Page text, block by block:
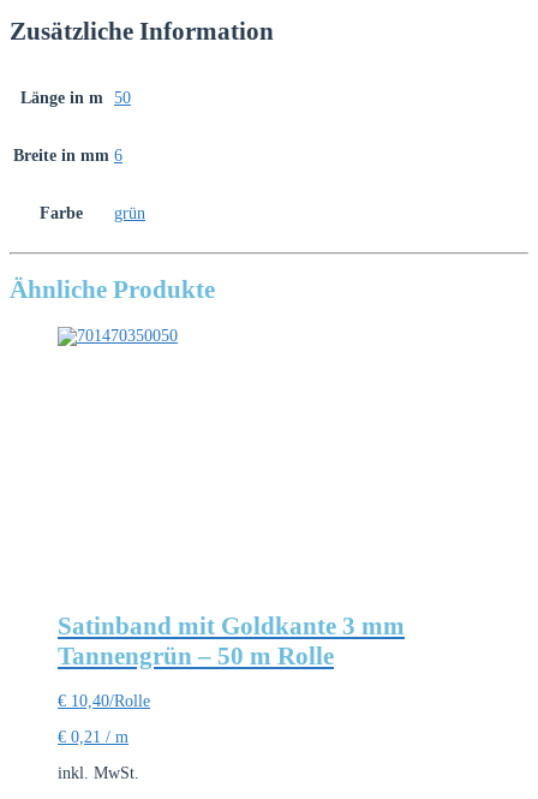
Zusätzliche Information
Länge in m 50
Breite in mm 6
Farbe grün
Ähnliche Produkte
Satinband mit Goldkante 3 mm
Tannengrün – 50 m Rolle
€ 10,40/Rolle
€ 0,21 / m
inkl. MwSt.